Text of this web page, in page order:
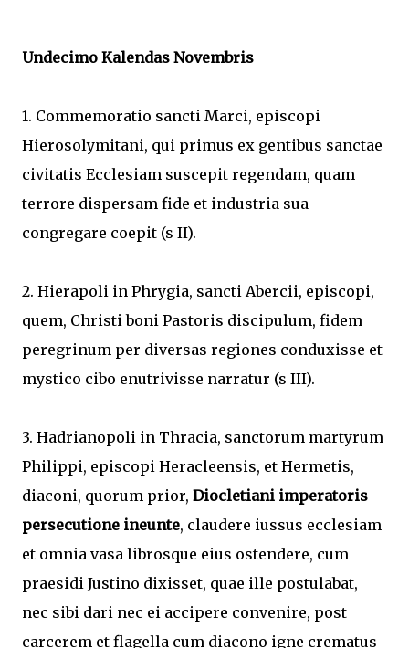
Undecimo Kalendas Novembris
1. Commemoratio sancti Marci, episcopi
Hierosolymitani, qui primus ex gentibus sanctae
civitatis Ecclesiam suscepit regendam, quam
terrore dispersam fide et industria sua
congregare coepit (s II).
2. Hierapoli in Phrygia, sancti Abercii, episcopi,
quem, Christi boni Pastoris discipulum, fidem
peregrinum per diversas regiones conduxisse et
mystico cibo enutrivisse narratur (s III).
3. Hadrianopoli in Thracia, sanctorum martyrum
Philippi, episcopi Heracleensis, et Hermetis,
diaconi, quorum prior, Diocletiani imperatoris
persecutione ineunte, claudere iussus ecclesiam
et omnia vasa librosque eius ostendere, cum
praesidi Justino dixisset, quae ille postulabat,
nec sibi dari nec ei accipere convenire, post
carcerem et flagella cum diacono igne crematus